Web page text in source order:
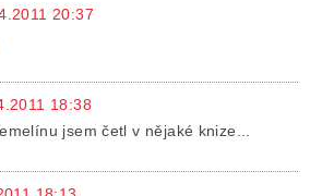
20:37
18:38
jsem četl v nějaké knize...